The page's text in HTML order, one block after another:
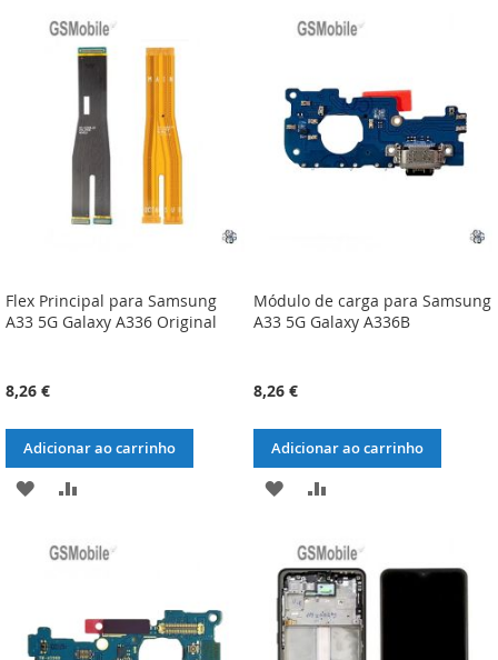
LISTA
DESEJOS
COMPARAÇÃO
LISTA
DESEJOS
COMPARAÇÃO
Flex Principal para Samsung
A33 5G Galaxy A336 Original
8,26 €
Adicionar ao carrinho
ADICIONAR
LISTA
DESEJOS
COMPARAÇÃO
Módulo de carga para Samsung
A33 5G Galaxy A336B
8,26 €
Adicionar ao carrinho
ADICIONAR
LISTA
DE
DESEJOS
ADICIONAR
COMPARAÇÃO